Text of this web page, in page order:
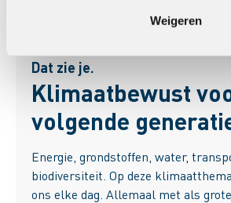
Weigeren
Klimaatbewust
volgende
Dat zie je.
Energie, grondstoffen, water,
biodiversiteit. Op deze
ons elke dag. Allemaal met als